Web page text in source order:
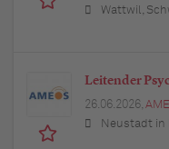
Wattwil,
Leitender
26.06.2026,
Neustadt in